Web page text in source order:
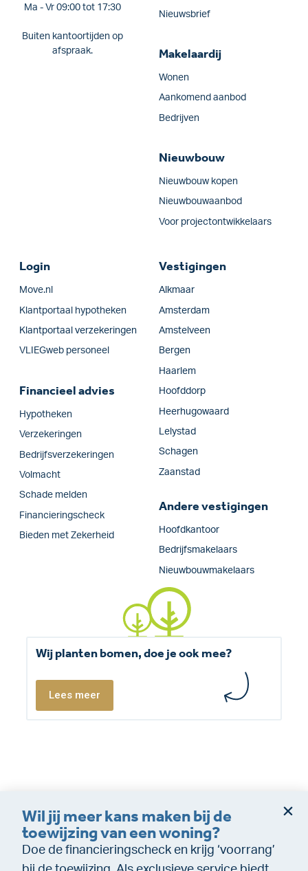
Ma - Vr 09:00 tot 17:30
Buiten kantoortijden op
afspraak.
Nieuwsbrief
Makelaardij
Wonen
Aankomend aanbod
Bedrijven
Nieuwbouw
Nieuwbouw kopen
Nieuwbouwaanbod
Voor projectontwikkelaars
Login
Move.nl
Klantportaal hypotheken
Klantportaal verzekeringen
VLIEGweb personeel
Financieel advies
Hypotheken
Verzekeringen
Bedrijfs­verzekeringen
Volmacht
Schade melden
Financieringscheck
Bieden met Zekerheid
Vestigingen
Alkmaar
Amsterdam
Amstelveen
Bergen
Haarlem
Hoofddorp
Heerhugowaard
Lelystad
Schagen
Zaanstad
Andere vestigingen
Hoofdkantoor
Bedrijfsmakelaars
Nieuwbouwmakelaars
Wij planten bomen, doe je ook mee?
Lees meer
Dienstverleningsvoorwaarden
Disclaimer
Cookie policy
Privacy (makelaardij)
Privacy (Financiële dienstverlening)
WeTransfer
Wil jij meer kans maken bij de
toewijzing van een woning?
Doe de financieringscheck en krijg ‘voorrang’